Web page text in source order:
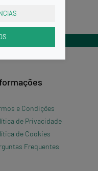
e Condições
de Privacidade
de Cookies
Frequentes